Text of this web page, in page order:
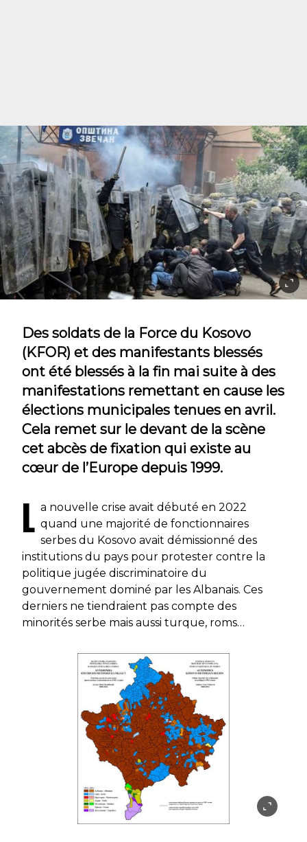
Des soldats de la Force du Kosovo
(KFOR) et des manifestants blessés
ont été blessés à la fin mai suite à des
manifestations remettant en cause les
élections municipales tenues en avril.
Cela remet sur le devant de la scène
cet abcès de fixation qui existe au
cœur de l’Europe depuis 1999.
L a nouvelle crise avait débuté en 2022
quand une majorité de fonctionnaires
serbes du Kosovo avait démissionné des
institutions du pays pour protester contre la
politique jugée discriminatoire du
gouvernement dominé par les Albanais. Ces
derniers ne tiendraient pas compte des
minorités serbe mais aussi turque, roms…